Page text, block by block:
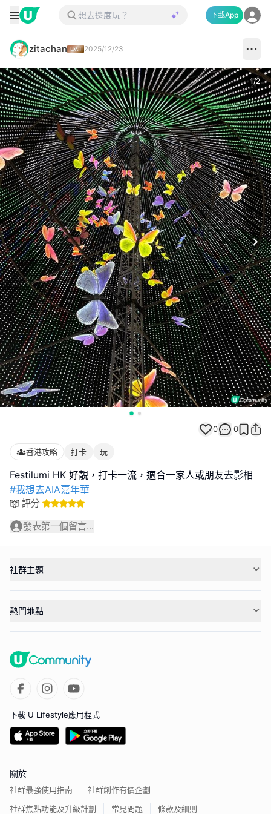
下載App
zitachan 2025/12/23
1/2
0 0
香港攻略 打卡 玩
#我想去AIA嘉年華
評分
發表第一個留言...
社群主題
熱門地點
下載 U Lifestyle應用程式
關於
社群最強使用指南
社群創作有價企劃
社群焦點功能及升級計劃
常見問題 條款及細則